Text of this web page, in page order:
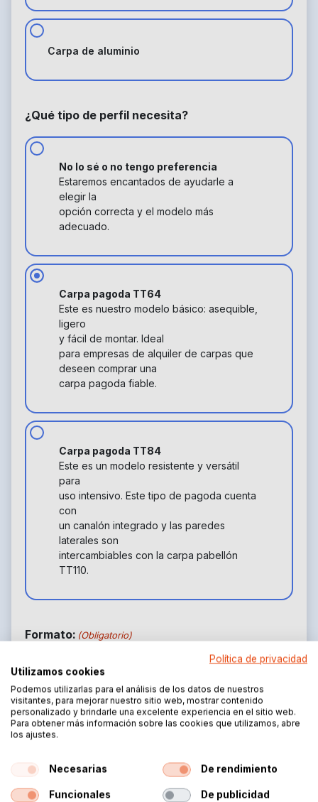
Carpa de aluminio
¿Qué tipo de perfil necesita?
No lo sé o no tengo preferencia
Estaremos encantados de ayudarle a
elegir la
opción correcta y el modelo más
adecuado.
Carpa pagoda TT64
Este es nuestro modelo básico: asequible,
ligero
y fácil de montar. Ideal
para empresas de alquiler de carpas que
deseen comprar una
carpa pagoda fiable.
Carpa pagoda TT84
Este es un modelo resistente y versátil
para
uso intensivo. Este tipo de pagoda cuenta
con
un canalón integrado y las paredes
laterales son
intercambiables con la carpa pabellón
TT110.
Formato: (Obligatorio)
3 x 3 m
Altura lateral:
2.30 m
Política de privacidad
Utilizamos cookies
Podemos utilizarlas para el análisis de los datos de nuestros
visitantes, para mejorar nuestro sitio web, mostrar contenido
personalizado y brindarle una excelente experiencia en el sitio web.
Para obtener más información sobre las cookies que utilizamos, abre
los ajustes.
Necesarias De rendimiento
Funcionales De publicidad